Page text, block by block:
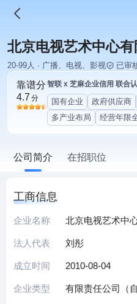
北京电视艺术中心有
20-99人 · 广播、电视、影视
已审
靠谱分
4.7 分
智联 x 芝麻企业信用 联合
国有企业 政府供应商
多产业布局
经营年限
公司简介 在招职位
工商信息
企业名称 北京电视艺术中
法人代表 刘彤
成立时间 2010-08-04
企业类型 有限责任公司（